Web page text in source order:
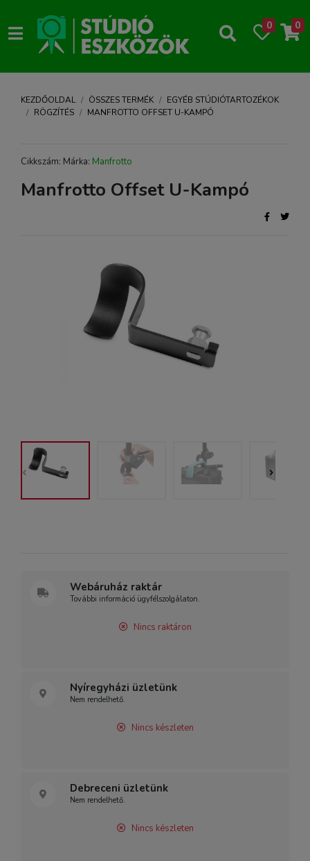
0 0
KEZDŐOLDAL ÖSSZES TERMÉK
EGYÉB STÚDIÓTARTOZÉKOK
RÖGZÍTÉS
MANFROTTO OFFSET U-KAMPÓ
Cikkszám: Márka: Manfrotto
Manfrotto Offset U-Kampó
Webáruház raktár
További információ ügyfélszolgálaton.
Nincs raktáron
Nyíregyházi üzletünk
Nem rendelhető.
Nincs készleten
Debreceni üzletünk
Nem rendelhető.
Nincs készleten